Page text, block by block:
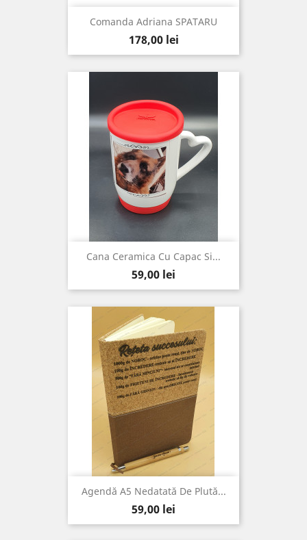
Comanda Adriana SPATARU
Pret
178,00 lei
Cana Ceramica Cu Capac Si...
Pret
59,00 lei
Agendă A5 Nedatată De Plută...
Pret
59,00 lei